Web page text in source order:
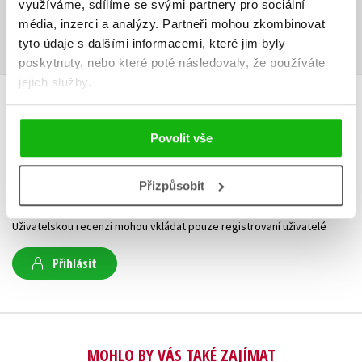
využíváme, sdílíme se svými partnery pro sociální
média, inzerci a analýzy. Partneři mohou zkombinovat
tyto údaje s dalšími informacemi, které jim byly
poskytnuty, nebo které poté následovaly, že používáte
jejich služby.
Povolit vše
Přizpůsobit
PDF Obsah.pdf
HODNOCENÍ ČTENÁŘŮ
V současné době nejsou vytvořena žádná uživatelská hodnocení.
Uživatelskou recenzi mohou vkládat pouze registrovaní uživatelé
Přihlásit
MOHLO BY VÁS TAKÉ ZAJÍMAT